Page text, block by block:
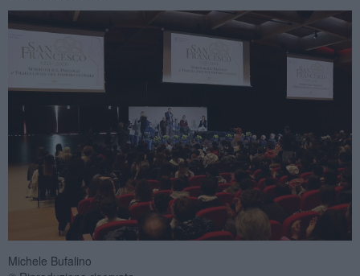
Michele Bufalino